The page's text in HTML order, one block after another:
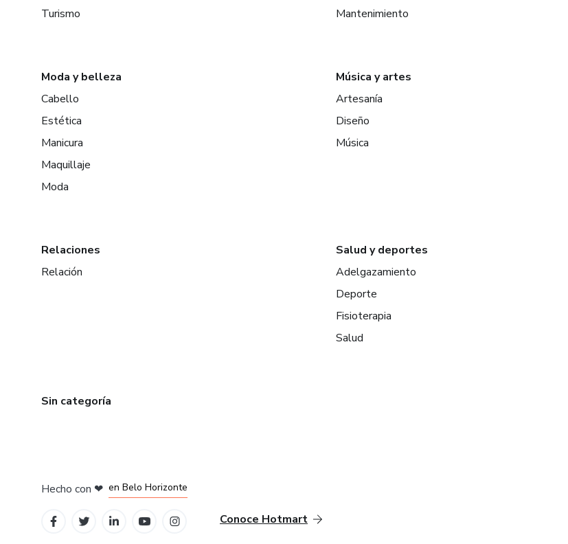
Turismo
Mantenimiento
Moda y belleza
Cabello
Estética
Manicura
Maquillaje
Moda
Música y artes
Artesanía
Diseño
Música
Relaciones
Relación
Salud y deportes
Adelgazamiento
Deporte
Fisioterapia
Salud
Sin categoría
Hecho con ❤ en Belo Horizonte
Conoce Hotmart